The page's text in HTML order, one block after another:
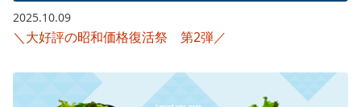
2025.10.09
＼大好評の昭和価格復活祭 第2弾／